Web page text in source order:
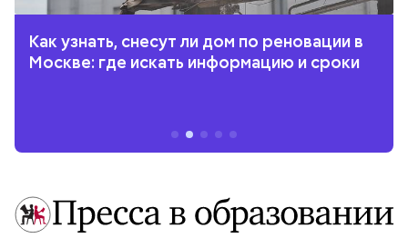
Как узнать, снесут ли дом по реновации в
Москве: где искать информацию и сроки